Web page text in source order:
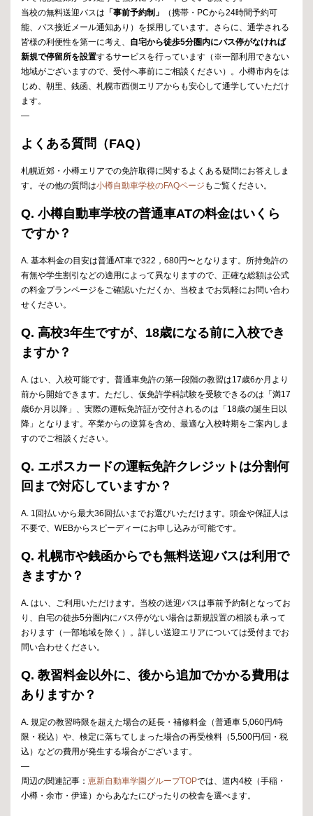
当校の無料送迎バスは 「事前予約制」
（携帯・PCから24時間予約可
能、バス接近メール通知あり）を採用しています。さらに、通学される
皆様の利便性を第一に考え、 自宅から徒歩5分圏内にバス停がなければ
新規で停留所を設置するサービスを行っています（※一部利用できない
地域がございますので、受付へ事前にご相談ください）。小樽市内をは
じめ、朝里、銭函、札幌市西側エリアからも安心して通学していただけ
ます。
—
よくある質問（FAQ）
札幌近郊・小樽エリアでの免許取得に関するよくある疑問にお答えしま
す。その他の質問は小樽自動車学校のFAQページ もご覧ください。
Q. 小樽自動車学校の普通車ATの料金はいくら
ですか？
A. 基本料金の目安は普通AT車で322，680円〜となります。所持免許の
有無や学生割引などの適用によって異なりますので、正確な総額は公式
の料金プランページをご確認いただくか、当校までお気軽にお問い合わ
せください。
Q. 高校3年生ですが、18歳になる前に入校でき
ますか？
A. はい、入校可能です。普通車免許の第一段階の教習は17歳6か月より
前から開始できます。ただし、仮免許学科試験を受験できるのは「満17
歳6か月以降」、実際の運転免許証が交付されるのは「18歳の誕生日以
降」となります。卒業からの逆算を含め、最適な入校時期をご案内しま
すのでご相談ください。
Q. エポスカードの運転免許クレジットは分割何
回まで対応していますか？
A. 1回払いから最大36回払いまでお選びいただけます。頭金や保証人は
不要で、WEBからスピーディーにお申し込みが可能です。
Q. 札幌市や銭函からでも無料送迎バスは利用で
きますか？
A. はい、ご利用いただけます。当校の送迎バスは事前予約制となってお
り、自宅の徒歩5分圏内にバス停がない場合は新規設置の相談も承って
おります（一部地域を除く）。詳しい送迎エリアについては受付までお
問い合わせください。
Q. 教習料金以外に、後から追加でかかる費用は
ありますか？
A. 規定の教習時限を超えた場合の延長・補修料金（普通車 5,060円/時
限・税込）や、検定に落ちてしまった場合の再受検料（5,500円/回・税
込）などの費用が発生する場合がございます。
—
周辺の関連記事： 恵新自動車学園グループTOPでは、道内4校（手稲・
小樽・余市・伊達）からあなたにぴったりの校舎を選べます。